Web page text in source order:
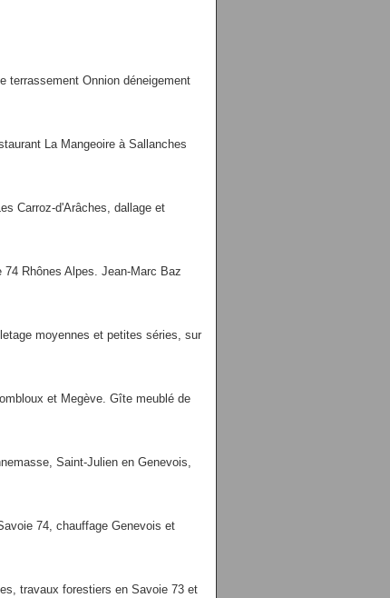
terrassement Onnion déneigement
La Mangeoire à Sallanches
Carroz-d'Arâches, dallage et
Rhônes Alpes. Jean-Marc Baz
moyennes et petites séries, sur
et Megève. Gîte meublé de
Saint-Julien en Genevois,
74, chauffage Genevois et
travaux forestiers en Savoie 73 et